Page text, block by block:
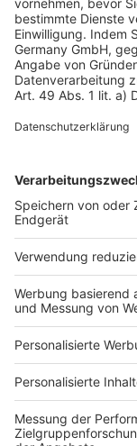
Modulhaus als
SchwörerHaus.
dem Haupthaus
Single-Apartment